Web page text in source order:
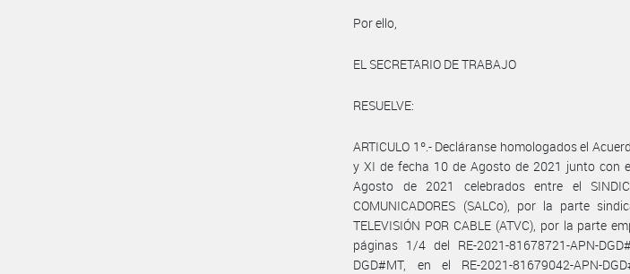
Por ello,
EL SECRETARIO DE TRABAJO
RESUELVE:
ARTICULO 1º.- Decláranse homologados el
y XI de fecha 10 de Agosto de 2021 junto con
Agosto de 2021 celebrados entre el
COMUNICADORES (SALCo), por la parte
TELEVISIÓN POR CABLE (ATVC), por la parte
páginas 1/4 del RE-2021-81678721-APN-
DGD#MT, en el RE-2021-81679042-APN-